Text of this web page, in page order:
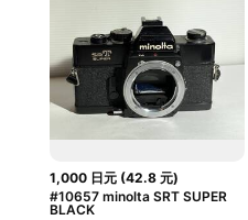
1,000 日元(42.8 元)
#10657 minolta SRT SUPER
BLACK